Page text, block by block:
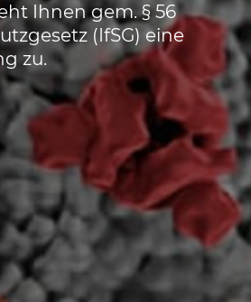
Ihnen gem. § 56
(IfSG) eine
zu.